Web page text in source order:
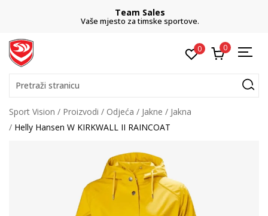
Team Sales
Vaše mjesto za timske sportove.
0 0
Pretraži stranicu
Sport Vision Proizvodi Odjeća Jakne
Jakna
Helly Hansen W KIRKWALL II RAINCOAT